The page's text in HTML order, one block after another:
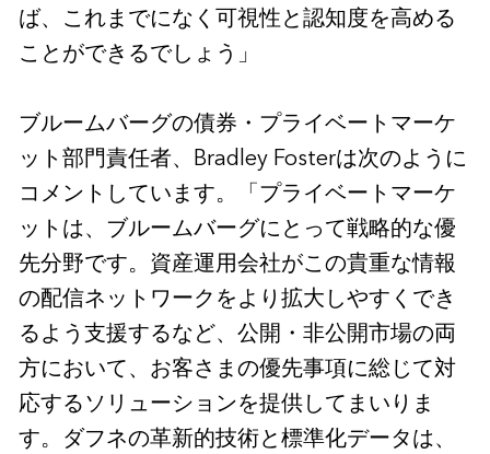
ば、これまでになく可視性と認知度を高める
ことができるでしょう」
ブルームバーグの債券・プライベートマーケ
ット部門責任者、Bradley Fosterは次のように
コメントしています。「プライベートマーケ
ットは、ブルームバーグにとって戦略的な優
先分野です。資産運用会社がこの貴重な情報
の配信ネットワークをより拡大しやすくでき
るよう支援するなど、公開・非公開市場の両
方において、お客さまの優先事項に総じて対
応するソリューションを提供してまいりま
す。ダフネの革新的技術と標準化データは、